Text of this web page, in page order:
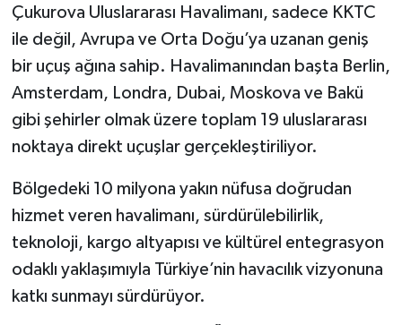
Çukurova Uluslararası Havalimanı, sadece KKTC
ile değil, Avrupa ve Orta Doğu’ya uzanan geniş
bir uçuş ağına sahip. Havalimanından başta Berlin,
Amsterdam, Londra, Dubai, Moskova ve Bakü
gibi şehirler olmak üzere toplam 19 uluslararası
noktaya direkt uçuşlar gerçekleştiriliyor.
Bölgedeki 10 milyona yakın nüfusa doğrudan
hizmet veren havalimanı, sürdürülebilirlik,
teknoloji, kargo altyapısı ve kültürel entegrasyon
odaklı yaklaşımıyla Türkiye’nin havacılık vizyonuna
katkı sunmayı sürdürüyor.